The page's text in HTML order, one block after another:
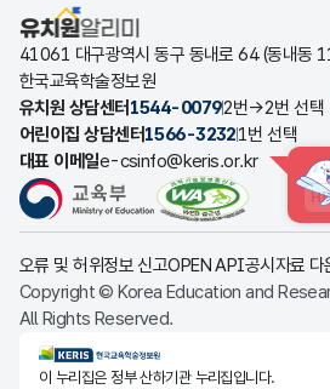
유치원알리미
41061 대구광역시 동구 동내로 64 (동내동
한국교육학술정보원
유치원 상담센터 1544-00792번→2번 선택
어린이집 상담센터1566-32321번 선택
대표 이메일e-csinfo@keris.or.kr
오류 및 허위정보 신고OPEN API공시자료 다
Copyright © Korea Education and
All Rights Reserved.
KERIS한국교육학술정보원
이 누리집은 정부 산하기관 누리집입니다.